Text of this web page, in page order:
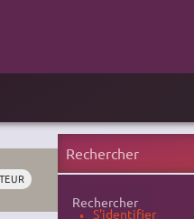
Rechercher
S'identifier